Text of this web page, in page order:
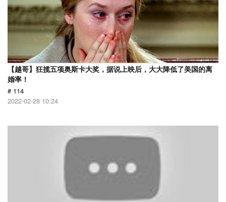
【越哥】狂揽五项奥斯卡大奖，据说上映后，大大降低了美国的离
婚率！
# 114
2022-02-28 10:24